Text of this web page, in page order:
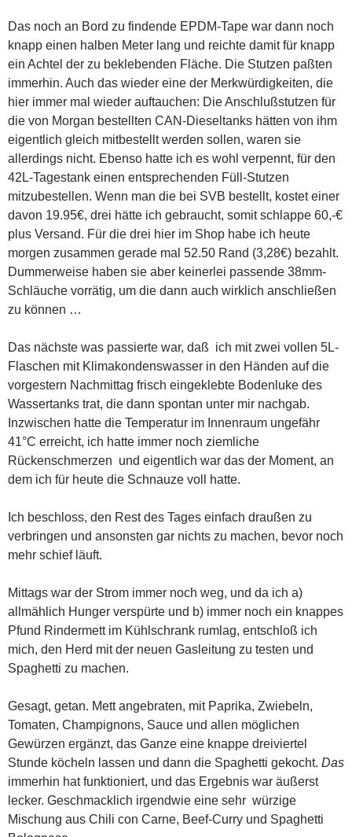
Das noch an Bord zu findende EPDM-Tape war dann noch
knapp einen halben Meter lang und reichte damit für knapp
ein Achtel der zu beklebenden Fläche. Die Stutzen paßten
immerhin. Auch das wieder eine der Merkwürdigkeiten, die
hier immer mal wieder auftauchen: Die Anschlußstutzen für
die von Morgan bestellten CAN-Dieseltanks hätten von ihm
eigentlich gleich mitbestellt werden sollen, waren sie
allerdings nicht. Ebenso hatte ich es wohl verpennt, für den
42L-Tagestank einen entsprechenden Füll-Stutzen
mitzubestellen. Wenn man die bei SVB bestellt, kostet einer
davon 19.95€, drei hätte ich gebraucht, somit schlappe 60,-€
plus Versand. Für die drei hier im Shop habe ich heute
morgen zusammen gerade mal 52.50 Rand (3,28€) bezahlt.
Dummerweise haben sie aber keinerlei passende 38mm-
Schläuche vorrätig, um die dann auch wirklich anschließen
zu können …
Das nächste was passierte war, daß ich mit zwei vollen 5L-
Flaschen mit Klimakondenswasser in den Händen auf die
vorgestern Nachmittag frisch eingeklebte Bodenluke des
Wassertanks trat, die dann spontan unter mir nachgab.
Inzwischen hatte die Temperatur im Innenraum ungefähr
41°C erreicht, ich hatte immer noch ziemliche
Rückenschmerzen und eigentlich war das der Moment, an
dem ich für heute die Schnauze voll hatte.
Ich beschloss, den Rest des Tages einfach draußen zu
verbringen und ansonsten gar nichts zu machen, bevor noch
mehr schief läuft.
Mittags war der Strom immer noch weg, und da ich a)
allmählich Hunger verspürte und b) immer noch ein knappes
Pfund Rindermett im Kühlschrank rumlag, entschloß ich
mich, den Herd mit der neuen Gasleitung zu testen und
Spaghetti zu machen.
Gesagt, getan. Mett angebraten, mit Paprika, Zwiebeln,
Tomaten, Champignons, Sauce und allen möglichen
Gewürzen ergänzt, das Ganze eine knappe dreiviertel
Stunde köcheln lassen und dann die Spaghetti gekocht. Das
immerhin hat funktioniert, und das Ergebnis war äußerst
lecker. Geschmacklich irgendwie eine sehr würzige
Mischung aus Chili con Carne, Beef-Curry und Spaghetti